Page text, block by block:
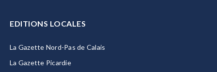
EDITIONS LOCALES
La Gazette Nord-Pas de Calais
La Gazette Picardie